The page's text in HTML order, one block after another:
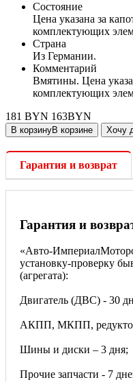
Состояние
Цена указана за
комплектующих
Cтрана
Из Германии.
Комментарий
Вмятины. Цена
комплектующих
181 BYN 163BYN
В корзинуВ корзине Хочу
Гарантия и возврат
Гарантия и
«Авто-
установку-проверку
(агрегата):
Двигатель (ДВС) - 30
АКПП, МКПП,
Шины и диски – 3 дня;
Прочие запчасти - 7